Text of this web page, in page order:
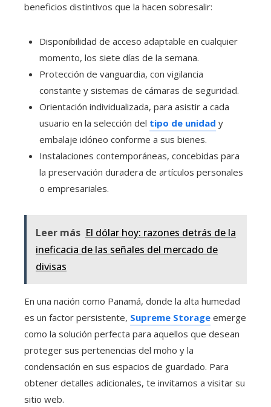
beneficios distintivos que la hacen sobresalir:
Disponibilidad de acceso adaptable en cualquier
momento, los siete días de la semana.
Protección de vanguardia, con vigilancia
constante y sistemas de cámaras de seguridad.
Orientación individualizada, para asistir a cada
usuario en la selección del tipo de unidad y
embalaje idóneo conforme a sus bienes.
Instalaciones contemporáneas, concebidas para
la preservación duradera de artículos personales
o empresariales.
Leer más El dólar hoy: razones detrás de la
ineficacia de las señales del mercado de
divisas
En una nación como Panamá, donde la alta humedad
es un factor persistente, Supreme Storage emerge
como la solución perfecta para aquellos que desean
proteger sus pertenencias del moho y la
condensación en sus espacios de guardado. Para
obtener detalles adicionales, te invitamos a visitar su
sitio web.